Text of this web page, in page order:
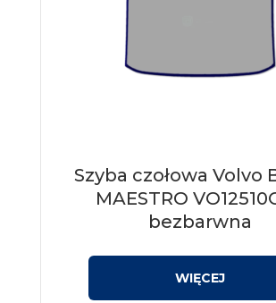
Szyba czołowa Volvo
MAESTRO
bezbarwna